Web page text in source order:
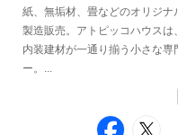
紙、無垢材、畳などのオリジナ
製造販売。アトピッコハウスは
内装建材が一通り揃う小さな専
ー。...